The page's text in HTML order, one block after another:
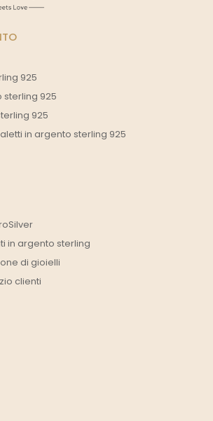
925
sterling 925
925
in argento sterling 925
in argento sterling
di gioielli
clienti